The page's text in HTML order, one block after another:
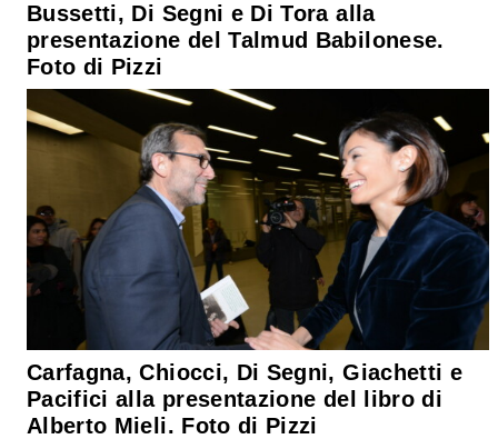
Bussetti, Di Segni e Di Tora alla
presentazione del Talmud Babilonese.
Foto di Pizzi
Carfagna, Chiocci, Di Segni, Giachetti e
Pacifici alla presentazione del libro di
Alberto Mieli. Foto di Pizzi